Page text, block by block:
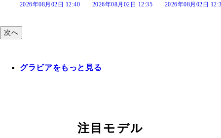
2026年08月02日 12:35 2026年08月02日 12:30 2026年08月02日
次へ
グラビアをもっと見る
注目モデル